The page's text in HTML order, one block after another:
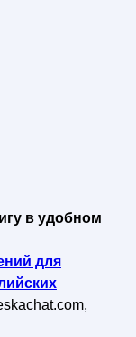
в удобном
для